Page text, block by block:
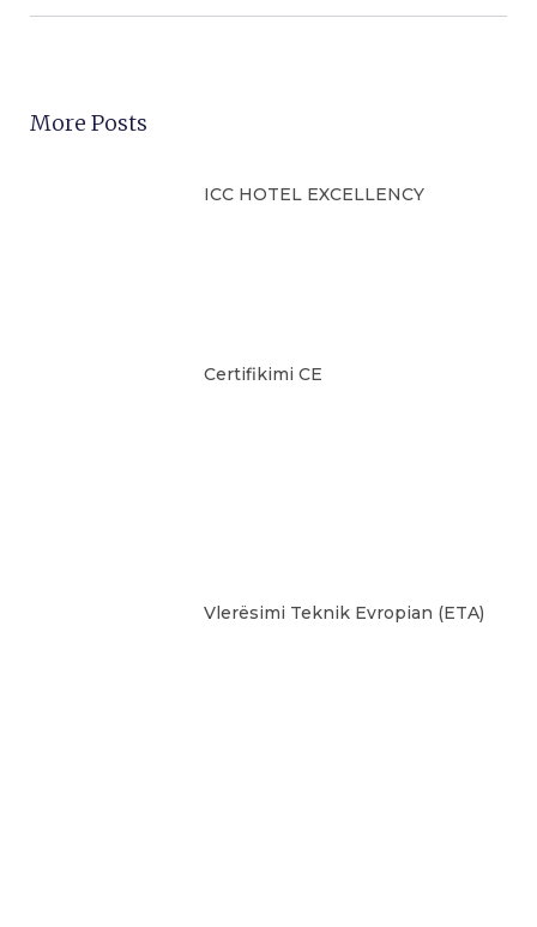
More Posts
ICC HOTEL EXCELLENCY
Certifikimi CE
Vlerësimi Teknik Evropian (ETA)